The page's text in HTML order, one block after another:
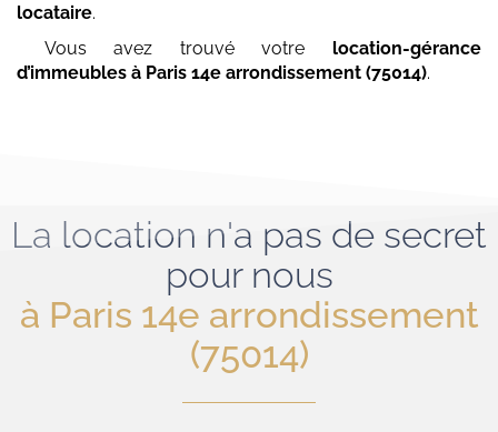
locataire.
Vous avez trouvé votre location-gérance
d’immeubles à Paris 14e arrondissement (75014).
La location n'a pas de secret
pour nous
à Paris 14e arrondissement
(75014)